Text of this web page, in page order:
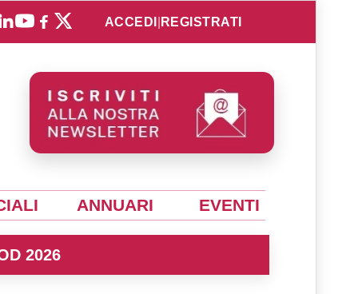
ACCEDI REGISTRATI
ANNUARI EVENTI
2026